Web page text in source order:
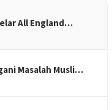
All England…
Masalah Musli…